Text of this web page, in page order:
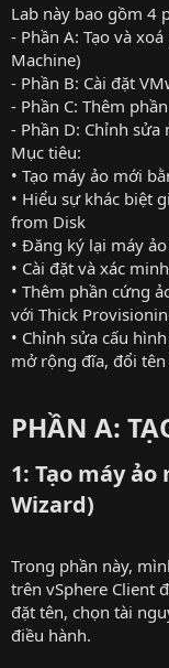
e
r
Lab này bao gồm 4
- Phần A: Tạo và
Machine)
- Phần B: Cài đặt
- Phần C: Thêm
- Phần D: Chỉnh
Mục tiêu:
• Tạo máy ảo mới
• Hiểu sự khác biệt
from Disk
• Đăng ký lại máy
• Cài đặt và xác
• Thêm phần cứng
với Thick
• Chỉnh sửa cấu
mở rộng đĩa, đổi tên
PHẦN A:
1: Tạo máy
Wizard)
Trong phần này,
trên vSphere Client
đặt tên, chọn tài
điều hành.